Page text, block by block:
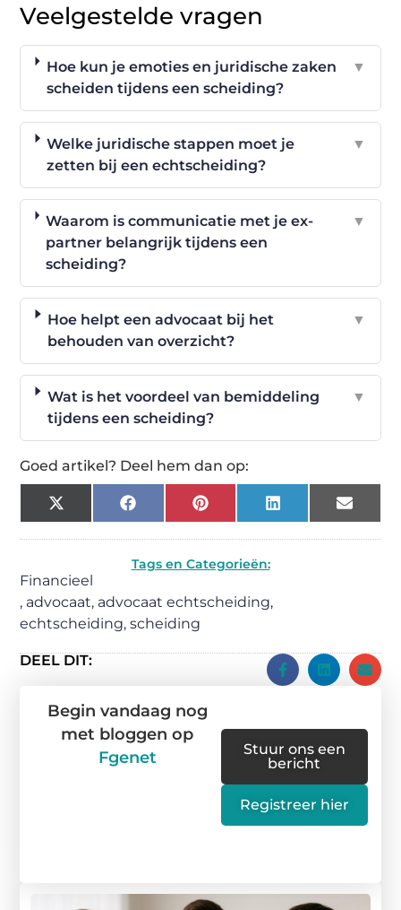
Veelgestelde vragen
Hoe kun je emoties en juridische zaken
scheiden tijdens een scheiding?
▼
Welke juridische stappen moet je
zetten bij een echtscheiding?
▼
Waarom is communicatie met je ex-
partner belangrijk tijdens een
scheiding?
▼
Hoe helpt een advocaat bij het
behouden van overzicht?
▼
Wat is het voordeel van bemiddeling
tijdens een scheiding?
▼
Goed artikel? Deel hem dan op:
X
(Twitter)
FacebookPinterestLinkedIn Email
Tags en Categorieën:
Financieel
, advocaat, advocaat echtscheiding,
echtscheiding,scheiding
DEEL DIT:
Begin vandaag nog
met bloggen op
Fgenet
Stuur ons een
bericht
Registreer hier